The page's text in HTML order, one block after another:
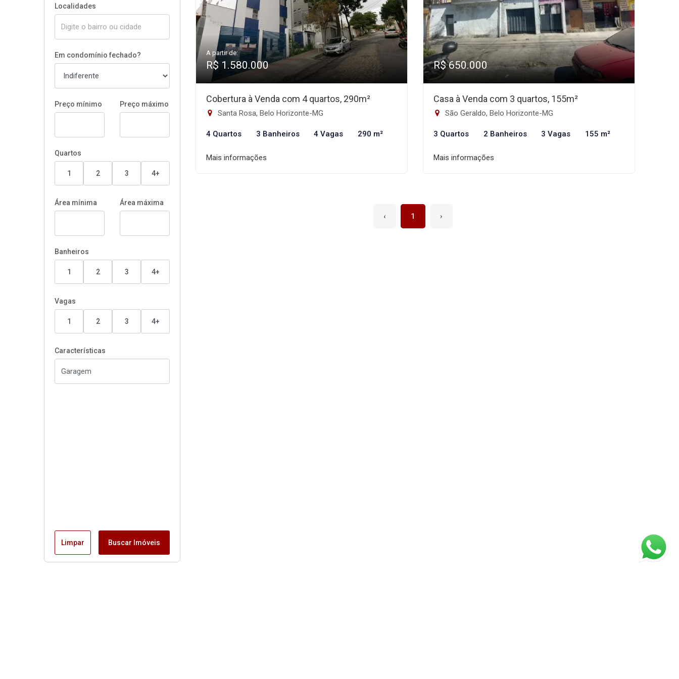
Localidades
Em condomínio fechado?
Preço mínimo Preço máximo
Quartos
1 2 3 4+
Área mínima Área máxima
Banheiros
1 2 3 4+
Vagas
1 2 3 4+
Características
Limpar Buscar Imóveis
A partir de:
R$ 1.580.000
Cobertura à Venda com 4 quartos, 290m²
Santa Rosa, Belo Horizonte-MG
4 Quartos 3 Banheiros 4 Vagas 290 m²
Mais informações
R$ 650.000
Casa à Venda com 3 quartos, 155m²
São Geraldo, Belo Horizonte-MG
3 Quartos 2 Banheiros 3 Vagas 155 m²
Mais informações
‹ 1 ›